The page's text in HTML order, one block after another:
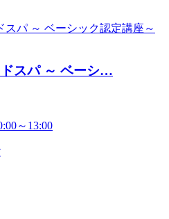
スパ ～ ベーシ…
～13:00